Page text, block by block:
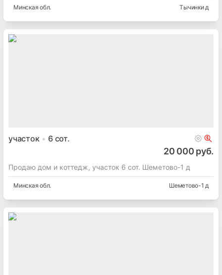
Минская обл. Тычинки д
участок 6сот.
20 000 руб.
Продаю дом и коттедж, участок 6 сот. Шеметово-1 д
Минская обл. Шеметово-1 д